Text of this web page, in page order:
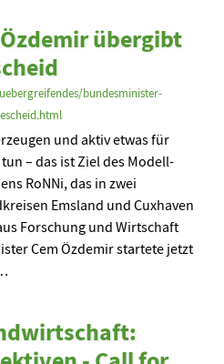
übergibt
bundesminister-
und aktiv etwas für
– das ist Ziel des Modell-
RoNNi, das in zwei
Emsland und Cuxhaven
Forschung und Wirtschaft
Cem Özdemir startete jetzt